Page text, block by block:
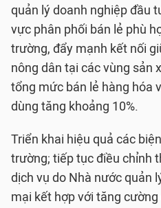
quản lý doanh nghiệp đầu
vực phân phối bán lẻ phù
trường, đẩy mạnh kết nối
nông dân tại các vùng sản
tổng mức bán lẻ hàng hóa
dùng tăng khoảng 10%.
Triển khai hiệu quả các
trường; tiếp tục điều chỉnh
dịch vụ do Nhà nước quản
mại kết hợp với tăng